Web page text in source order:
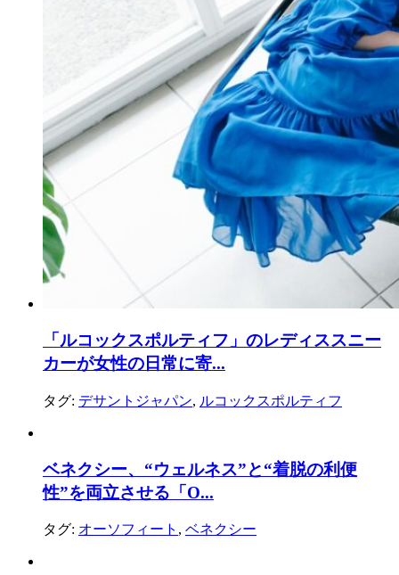
「ルコックスポルティフ」のレディススニー
カーが女性の日常に寄...
タグ: デサントジャパン, ルコックスポルティフ
ベネクシー、“ウェルネス”と“着脱の利便
性”を両立させる「O...
タグ: オーソフィート , ベネクシー